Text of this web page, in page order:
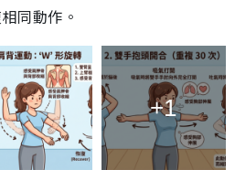
同動作。
+1